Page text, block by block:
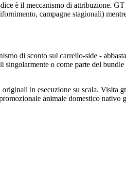
è il meccanismo di attribuzione.
campagne stagionali)
di sconto sul carrello-side -
o come parte del
in esecuzione su scala. Visita
animale domestico nativo